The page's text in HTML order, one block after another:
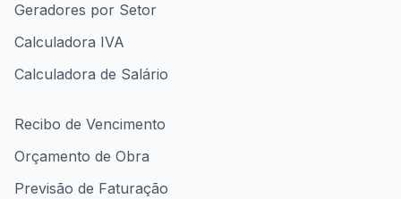
Geradores por Setor
Calculadora IVA
Calculadora de Salário
Recibo de Vencimento
Orçamento de Obra
Previsão de Faturação